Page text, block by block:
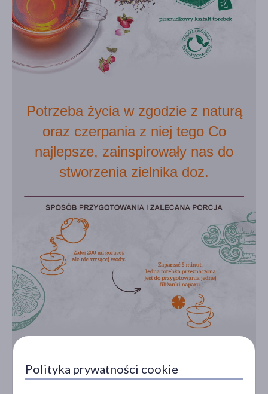
Potrzeba życia w zgodzie z naturą
oraz czerpania z niej tego Co
najlepsze, zainspirowały nas do
stworzenia zielnika doz.
Polityka prywatności cookie